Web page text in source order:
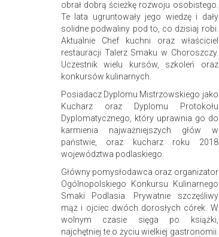
obrał dobrą ścieżkę rozwoju osobistego.
Te lata ugruntowały jego wiedzę i dały
solidne podwaliny pod to, co dzisiaj robi.
Aktualnie Chef kuchni oraz właściciel
restauracji Talerz Smaku w Choroszczy.
Uczestnik wielu kursów, szkoleń oraz
konkursów kulinarnych.
Posiadacz Dyplomu Mistrzowskiego jako
Kucharz oraz Dyplomu Protokołu
Dyplomatycznego, który uprawnia go do
karmienia najważniejszych głów w
państwie, oraz kucharz roku 2018
województwa podlaskiego.
Główny pomysłodawca oraz organizator
Ogólnopolskiego Konkursu Kulinarnego
Smaki Podlasia. Prywatnie szczęśliwy
mąż i ojciec dwóch dorosłych córek. W
wolnym czasie sięga po książki,
najchętniej te o życiu wielkiej gastronomii.